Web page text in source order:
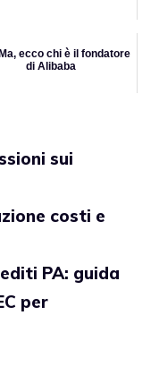
ecco chi è il fondatore
di Alibaba
sui
costi e
PA: guida
per